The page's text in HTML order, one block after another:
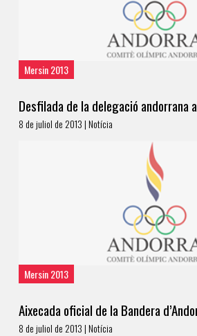
Mersin 2013
Desfilada de la delegació andorrana
8 de juliol de 2013 | Notícia
Mersin 2013
Aixecada oficial de la Bandera
8 de juliol de 2013 | Notícia